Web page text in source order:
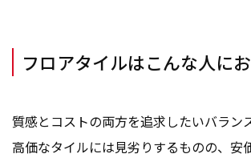
フロアタイルはこんな人に
質感とコストの両方を追求したいバラン
高価なタイルには見劣りするものの、安